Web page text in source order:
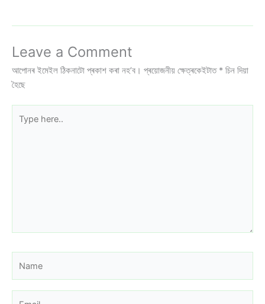
Leave a Comment
আপোনৰ ইমেইল ঠিকনাটো প্ৰকাশ কৰা নহ’ব। প্ৰয়োজনীয় ক্ষেত্ৰকেইটাত * চিন দিয়া
হৈছে
here..